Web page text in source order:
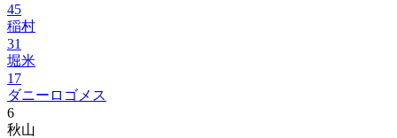
45
稲村
31
堀米
17
ダニーロゴメス
6
秋山